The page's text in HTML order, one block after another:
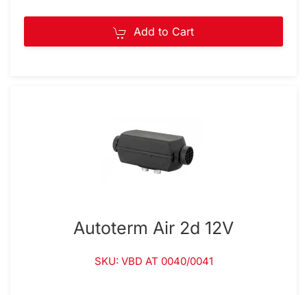
Add to Cart
Autoterm Air 2d 12V
SKU: VBD AT 0040/0041